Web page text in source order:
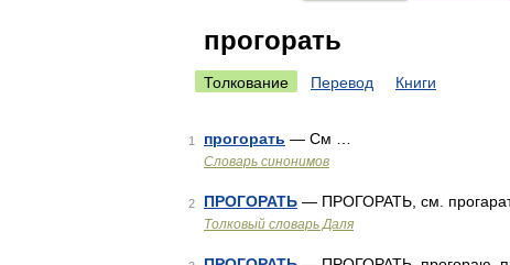
прогорать
Толкование Перевод Книги
1 прогорать — См …
Словарь синонимов
2 ПРОГОРАТЬ — ПРОГОРАТЬ, см.
Толковый словарь Даля